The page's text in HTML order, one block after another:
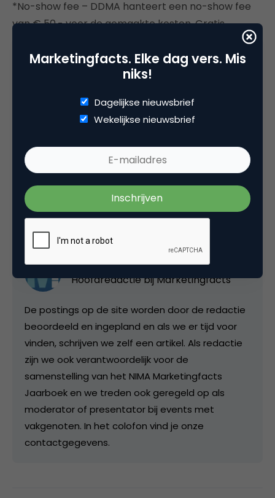
*No-show fee – DDMA hanteert een no-show fee
van € 50,- voor de gemaakte kosten. Gratis
Inschrijven kan hier
Dierk Schaefer (cc)
Deel dit artikel
Kopieer link
Redactie
Hoofdredactie bijMarketingfacts
De postings op de site worden door de redactie
beoordeeld en ingepland en als we er tijd voor
vinden, schrijven we zelf een artikel. Als redactie
zijn we ook verantwoordelijk voor de
samenstelling van het NIMA Marketingfacts
Jaarboek en we treden ook geregeld op als
moderator of presentator bij events met
vakgenoten. In het colofon vind je onze
contactgegevens.
Marketingfacts. Elke dag vers. Mis
niks!
Dagelijkse nieuwsbrief
Wekelijkse nieuwsbrief